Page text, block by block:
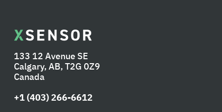
133 12 Avenue SE
Calgary, AB, T2G 0Z9
Canada
+1 (403) 266-6612